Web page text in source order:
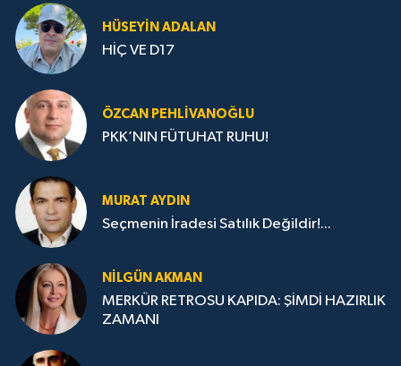
HÜSEYIN ADALAN
HİÇ VE D17
ÖZCAN PEHLIVANOĞLU
PKK’NIN FÜTUHAT RUHU!
MURAT AYDIN
Seçmenin İradesi Satılık Değildir!...
NILGÜN AKMAN
MERKÜR RETROSU KAPIDA: ŞİMDİ HAZIRLIK
ZAMANI